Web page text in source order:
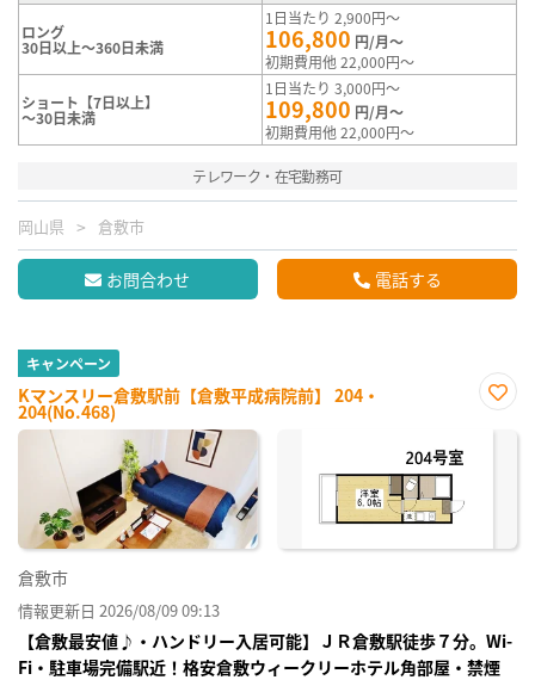
ロング
30日以上～360日未満
1日当たり 2,900円～
106,800 円/月～
初期費用他 22,000円～
ショート【7日以上】
～30日未満
1日当たり 3,000円～
109,800 円/月～
初期費用他 22,000円～
テレワーク・在宅勤務可
岡山県 倉敷市
お問合わせ 電話する
キャンペーン
Kマンスリー倉敷駅前【倉敷平成病院前】 204・
204(No.468)
に入
倉敷市
情報更新日 2026/08/09 09:13
【倉敷最安値♪・ハンドリー入居可能】ＪＲ倉敷駅徒歩７分。Wi-
Fi・駐車場完備駅近！格安倉敷ウィークリーホテル角部屋・禁煙